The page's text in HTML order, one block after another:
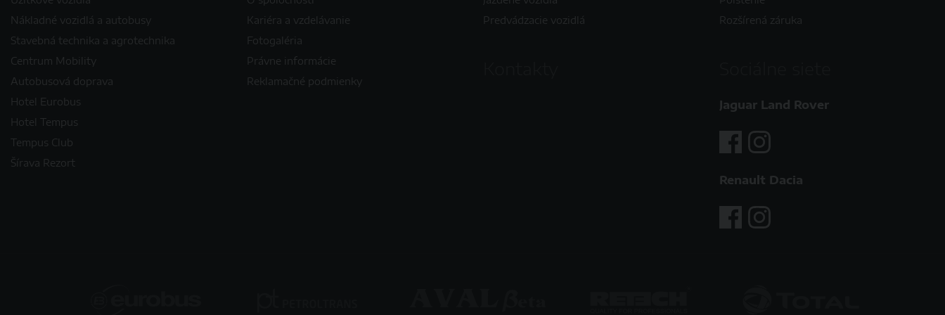
Nákladné vozidlá a autobusy
Stavebná technika a agrotechnika
Centrum Mobility
Autobusová doprava
Hotel Eurobus
Hotel Tempus
Tempus Club
Šírava Rezort
Kariéra a vzdelávanie
Fotogaléria
Právne informácie
Reklamačné podmienky
Predvádzacie vozidlá
Rozšírená záruka
Jaguar Land Rover
Renault Dacia